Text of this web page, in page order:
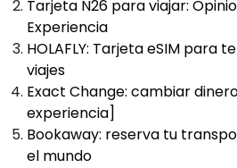
Tarjeta N26 para viajar:
Experiencia
HOLAFLY: Tarjeta eSIM para
viajes
Exact Change: cambiar
experiencia]
Bookaway: reserva tu
el mundo